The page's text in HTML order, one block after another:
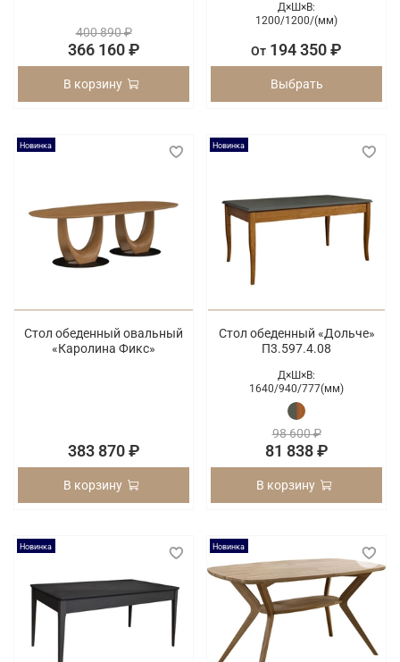
400 890 ₽
366 160 ₽
В корзину
Д×Ш×В:
1200/1200/(мм)
От 194 350 ₽
Выбрать
Новинка
Стол обеденный овальный
«Каролина Фикс»
383 870 ₽
В корзину
Новинка
Стол обеденный «Дольче»
П3.597.4.08
Д×Ш×В:
1640/940/777(мм)
98 600 ₽
81 838 ₽
В корзину
Новинка Новинка